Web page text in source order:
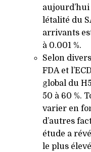
létalité du
arrivants
à 0.001 %.
Selon
FDA et
global du
50 à 60 %.
varier en
d’autres
étude a
le plus